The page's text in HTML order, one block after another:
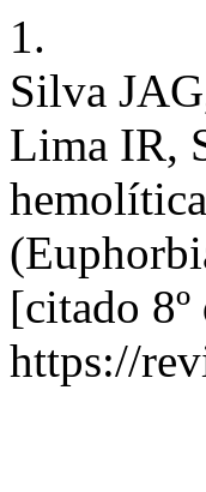
1.
Silva
Lima IR,
[citado
https://